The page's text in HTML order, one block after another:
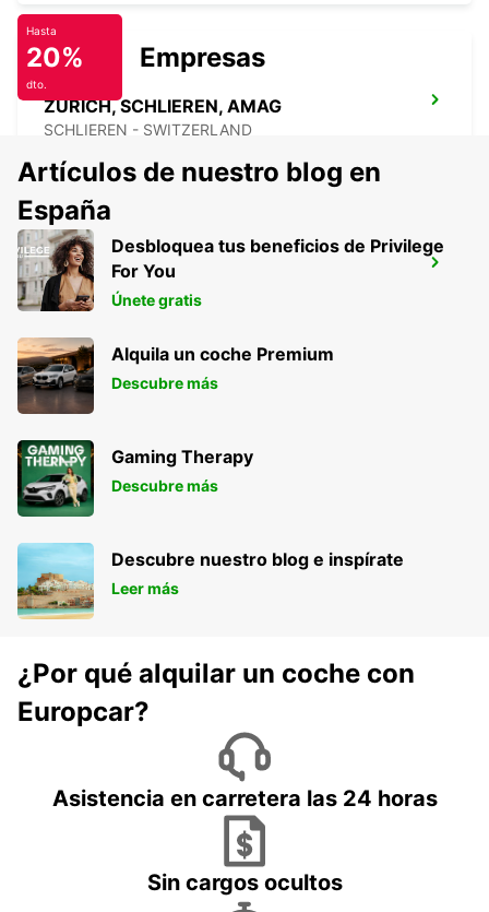
ZURICH, SCHLIEREN, AMAG
SCHLIEREN - SWITZERLAND
ZURICH AEROPUERTO KLOTEN
ZURICH - SWITZERLAND
Hasta
20%
dto.
Empresas
Artículos de nuestro blog en
España
Desbloquea tus beneficios de Privilege
For You
Únete gratis
Alquila un coche Premium
Descubre más
Gaming Therapy
Descubre más
Descubre nuestro blog e inspírate
Leer más
¿Por qué alquilar un coche con
Europcar?
Asistencia en carretera las 24 horas
Sin cargos ocultos